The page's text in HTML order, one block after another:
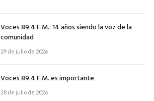
Voces 89.4 F.M.: 14 años siendo la voz de la
comunidad
29 de julio de 2026
Voces 89.4 F.M. es importante
28 de julio de 2026